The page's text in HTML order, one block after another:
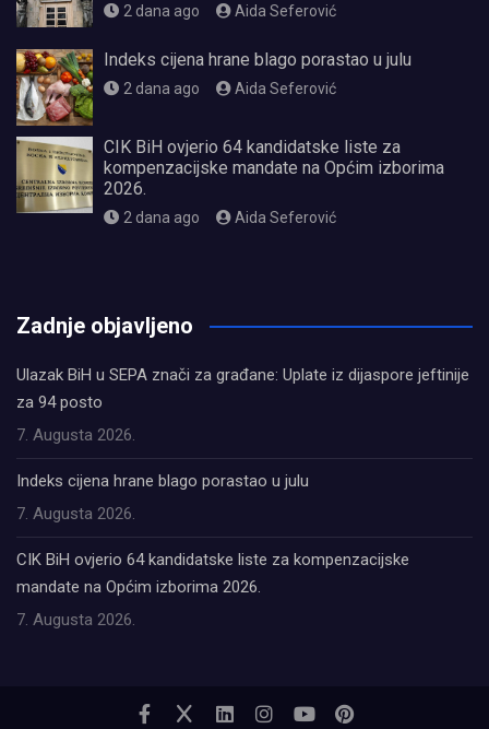
2 dana ago Aida Seferović
Indeks cijena hrane blago porastao u julu
2 dana ago Aida Seferović
CIK BiH ovjerio 64 kandidatske liste za
kompenzacijske mandate na Općim izborima
2026.
2 dana ago Aida Seferović
Zadnje objavljeno
Ulazak BiH u SEPA znači za građane: Uplate iz dijaspore jeftinije
za 94 posto
7. Augusta 2026.
Indeks cijena hrane blago porastao u julu
7. Augusta 2026.
CIK BiH ovjerio 64 kandidatske liste za kompenzacijske
mandate na Općim izborima 2026.
7. Augusta 2026.